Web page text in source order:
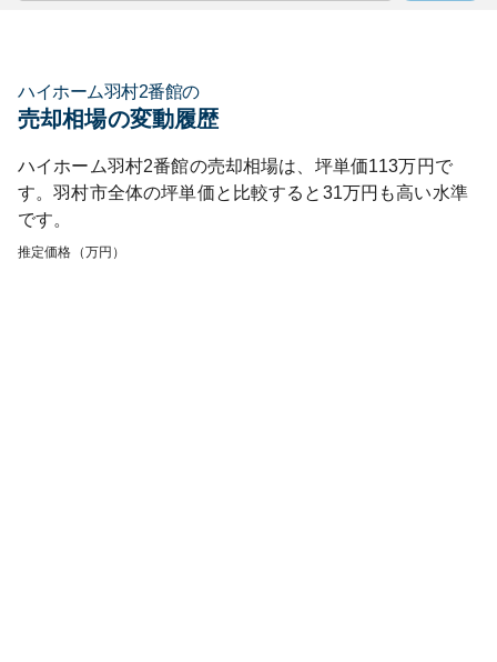
ハイホーム羽村2番館の
売却相場の変動履歴
ハイホーム羽村2番館の売却相場は、坪単価113万円で
す。羽村市全体の坪単価と比較すると 31万円も高い水準
です。
推定価格（万円）